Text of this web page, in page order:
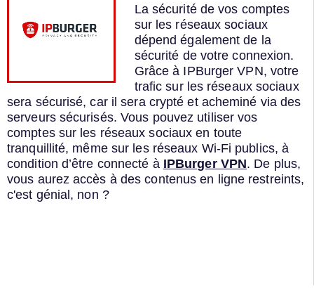
La sécurité de vos comptes
sur les réseaux sociaux
dépend également de la
sécurité de votre connexion.
Grâce à IPBurger VPN, votre
trafic sur les réseaux sociaux
sera sécurisé, car il sera crypté et acheminé via des
serveurs sécurisés. Vous pouvez utiliser vos
comptes sur les réseaux sociaux en toute
tranquillité, même sur les réseaux Wi-Fi publics, à
condition d’être connecté à IPBurger VPN. De plus,
vous aurez accès à des contenus en ligne restreints,
c'est génial, non ?